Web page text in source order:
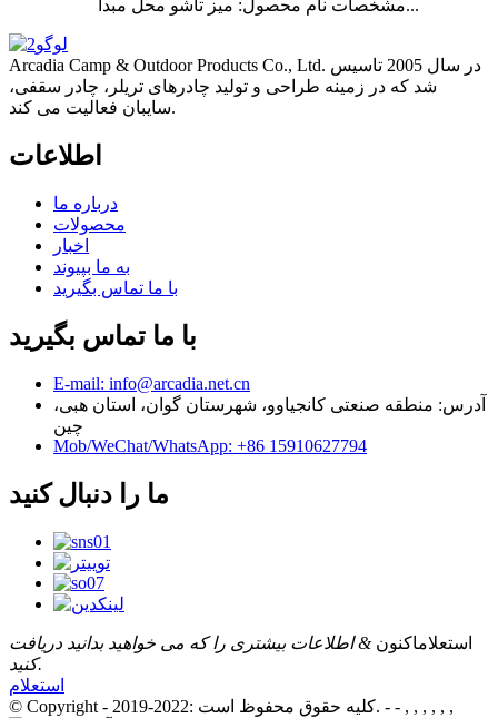
مشخصات نام محصول: میز تاشو محل مبدا...
Arcadia Camp & Outdoor Products Co., Ltd. در سال 2005 تاسیس
شد که در زمینه طراحی و تولید چادرهای تریلر، چادر سقفی،
سایبان فعالیت می کند.
اطلاعات
درباره ما
محصولات
اخبار
به ما بپیوند
با ما تماس بگیرید
با ما تماس بگیرید
E-mail: info@arcadia.net.cn
آدرس: منطقه صنعتی کانجیاوو، شهرستان گوان، استان هبی،
چین
Mob/WeChat/WhatsApp: +86 15910627794
ما را دنبال کنید
استعلاماکنون & اطلاعات بیشتری را که می خواهید بدانید دریافت
کنید.
استعلام
© Copyright - 2019-2022: کلیه حقوق محفوظ است. - - , , , , , ,